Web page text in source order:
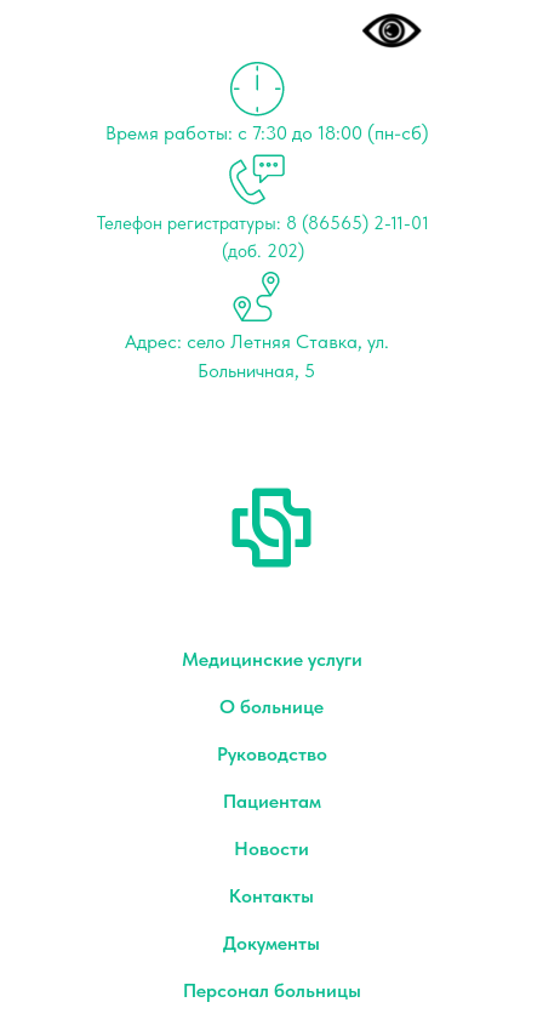
Время работы: с 7:30 до 18:00 (пн-сб)
Телефон регистратуры: 8 (86565) 2-11-01
(доб. 202)
Адрес: cело Летняя Ставка, ул.
Больничная, 5
Медицинские услуги
О больнице
Руководство
Пациентам
Новости
Контакты
Документы
Персонал больницы